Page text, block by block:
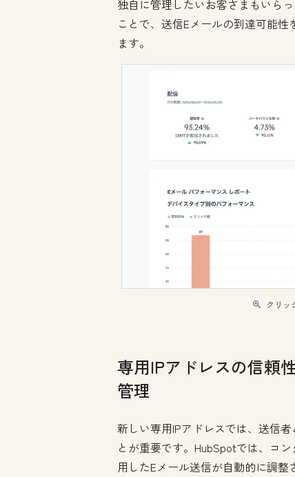
独自に管理したいお客さまもいら
ことで、送信Eメールの到達可能
ます。
クリッ
専用IPアドレスの信頼
管理
新しい専用IPアドレスでは、送信
とが重要です。HubSpotでは、コ
用したEメール送信が自動的に調